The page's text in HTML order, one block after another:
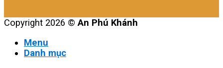
Copyright 2026 ©An Phú Khánh
Menu
Danh mục